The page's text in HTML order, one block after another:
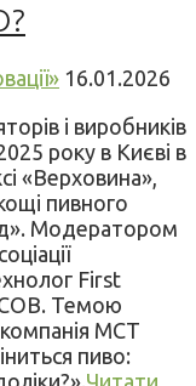
16.01.2026
і виробників
року в Києві в
«Верховина»,
пивного
Модератором
First
Темою
MCT
пиво: